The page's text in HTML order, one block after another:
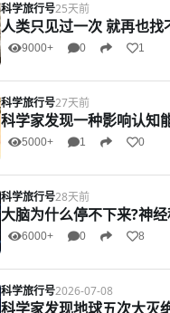
科学旅行号25天前
人类只见过一次 就再也
9000+ 0 1
科学旅行号27天前
科学家发现一种影响认知
5000+ 1 0
科学旅行号28天前
大脑为什么停不下来?神
6000+ 0 8
科学旅行号2026-07-08
科学家发现地球五次大灭